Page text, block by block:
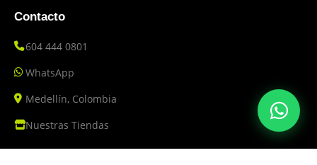
Contacto
604 444 0801
WhatsApp
Medellín, Colombia
Nuestras Tiendas